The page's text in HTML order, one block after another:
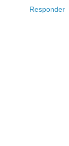
Responder